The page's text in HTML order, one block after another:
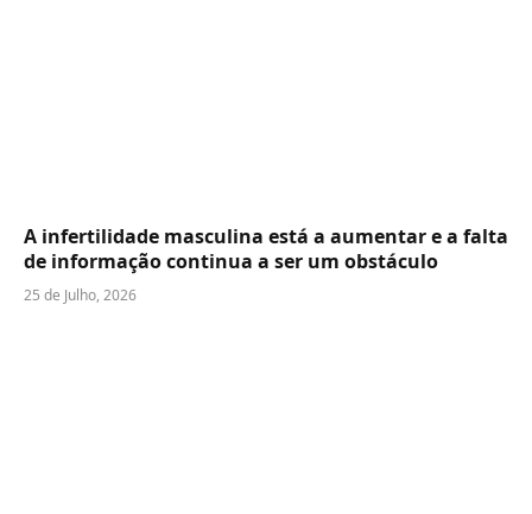
A infertilidade masculina está a aumentar e a falta
de informação continua a ser um obstáculo
25 de Julho, 2026